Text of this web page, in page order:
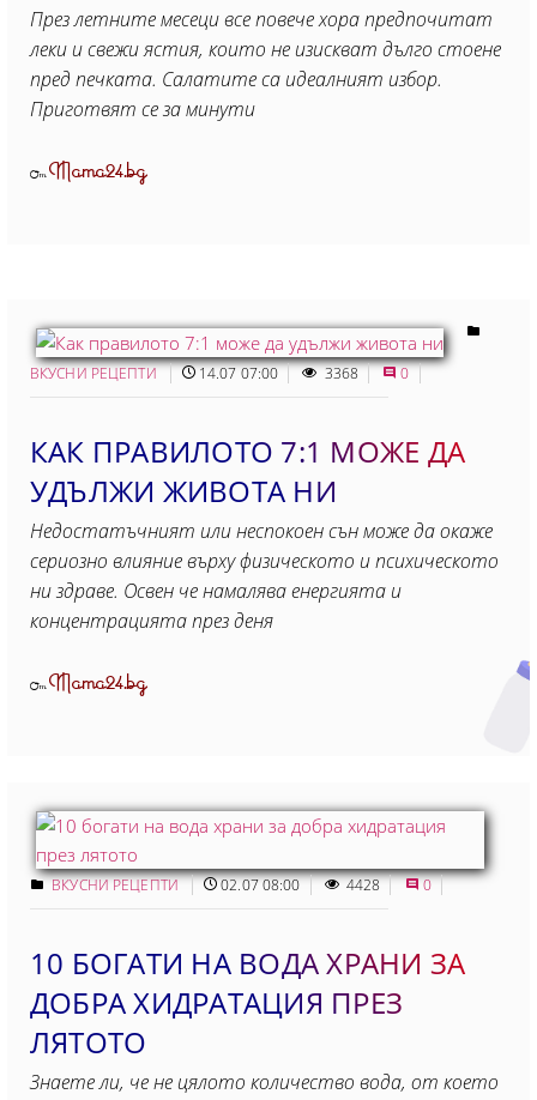
През летните месеци все повече хора предпочитат
леки и свежи ястия, които не изискват дълго стоене
пред печката. Салатите са идеалният избор.
Приготвят се за минути
ОтMama24.bg
ВКУСНИ РЕЦЕПТИ 14.07 07:00 3368 0
КАК ПРАВИЛОТО 7:1 МОЖЕ ДА
УДЪЛЖИ ЖИВОТА НИ
Недостатъчният или неспокоен сън може да окаже
сериозно влияние върху физическото и психическото
ни здраве. Освен че намалява енергията и
концентрацията през деня
ОтMama24.bg
ВКУСНИ РЕЦЕПТИ 02.07 08:00 4428 0
10 БОГАТИ НА ВОДА ХРАНИ ЗА
ДОБРА ХИДРАТАЦИЯ ПРЕЗ
ЛЯТОТО
Знаете ли, че не цялото количество вода, от което